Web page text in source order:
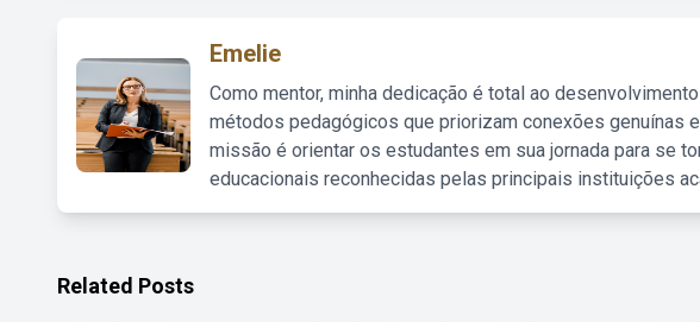
Emelie
Como mentor, minha dedicação é total ao
métodos pedagógicos que priorizam conexões genuínas
missão é orientar os estudantes em sua jornada para se
educacionais reconhecidas pelas principais instituições
Related Posts